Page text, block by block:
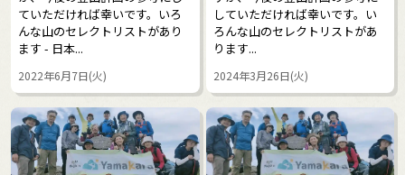
ていただければ幸いです。いろ
んな山のセレクトリストがあり
ます - 日本...
2022年6月7日(火)
していただければ幸いです。い
ろんな山のセレクトリストがあ
ります...
2024年3月26日(火)